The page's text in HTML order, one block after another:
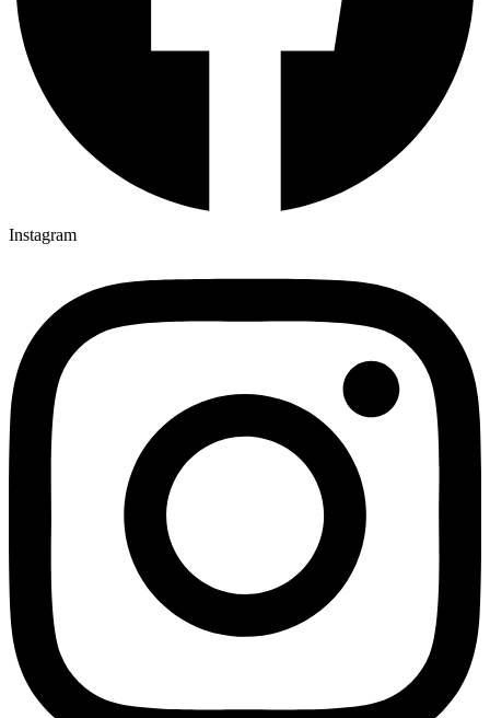
Instagram